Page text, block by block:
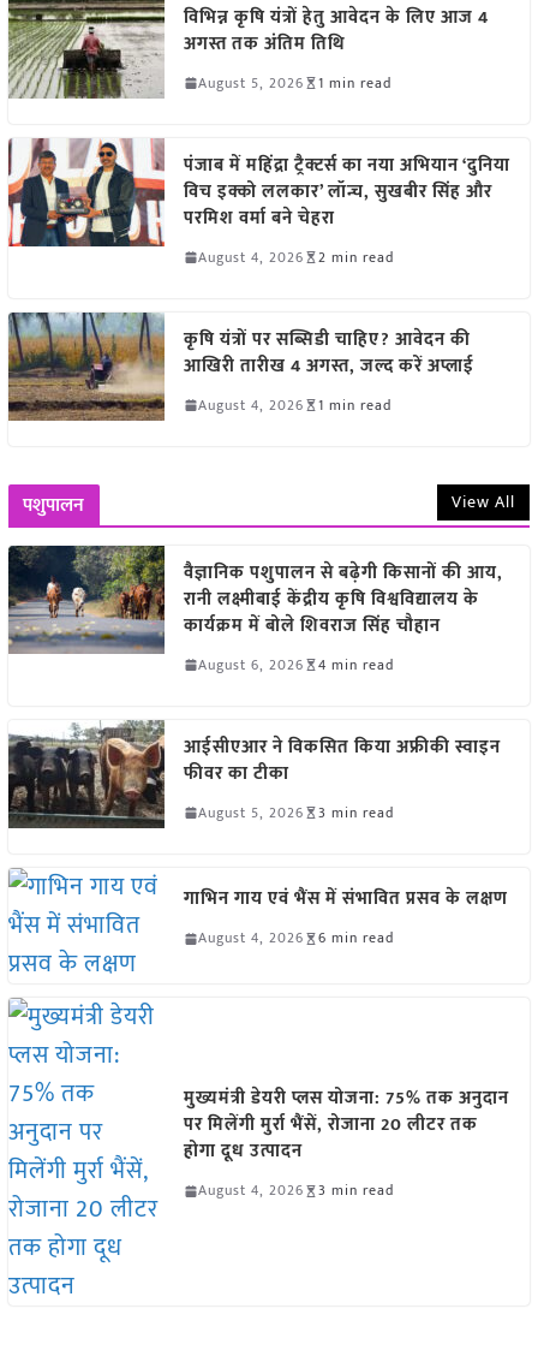
विभिन्न कृषि यंत्रों हेतु आवेदन के लिए आज 4
अगस्त तक अंतिम तिथि
August 5, 2026 1 min read
पंजाब में महिंद्रा ट्रैक्टर्स का नया अभियान ‘दुनिया
विच इक्को ललकार’ लॉन्च, सुखबीर सिंह और
परमिश वर्मा बने चेहरा
August 4, 2026 2 min read
कृषि यंत्रों पर सब्सिडी चाहिए? आवेदन की
आखिरी तारीख 4 अगस्त, जल्द करें अप्लाई
August 4, 2026 1 min read
पशुपालन View All
वैज्ञानिक पशुपालन से बढ़ेगी किसानों की आय,
रानी लक्ष्मीबाई केंद्रीय कृषि विश्वविद्यालय के
कार्यक्रम में बोले शिवराज सिंह चौहान
August 6, 2026 4 min read
आईसीएआर ने विकसित किया अफ्रीकी स्वाइन
फीवर का टीका
August 5, 2026 3 min read
गाभिन गाय एवं भैंस में संभावित प्रसव के लक्षण
August 4, 2026 6 min read
मुख्यमंत्री डेयरी प्लस योजना: 75% तक अनुदान
पर मिलेंगी मुर्रा भैंसें, रोजाना 20 लीटर तक
होगा दूध उत्पादन
August 4, 2026 3 min read